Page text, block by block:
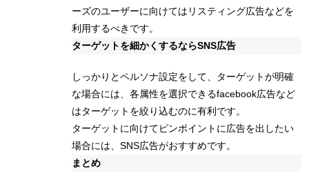
ーズのユーザーに向けてはリスティング広告などを
利用するべきです。
ターゲットを細かくするならSNS広告
しっかりとペルソナ設定をして、ターゲットが明確
な場合には、各属性を選択できるfacebook広告など
はターゲットを絞り込むのに有利です。
ターゲットに向けてピンポイントに広告を出したい
場合には、SNS広告がおすすめです。
まとめ